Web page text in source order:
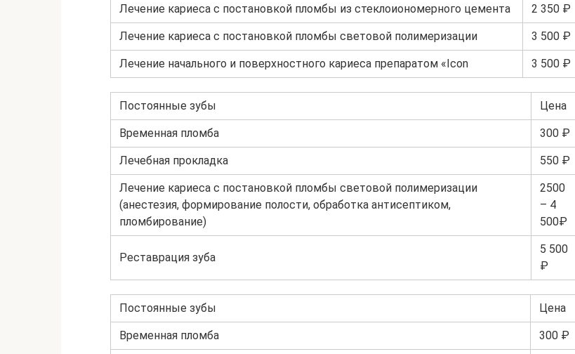
Лечение кариеса с постановкой пломбы из стеклоиономерного цемента 2 350 ₽
Лечение кариеса с постановкой пломбы световой полимеризации 3 500 ₽
Лечение начального и поверхностного кариеса препаратом «Icon 3 500 ₽
Постоянные зубы Цена
Временная пломба 300 ₽
Лечебная прокладка 550 ₽
Лечение кариеса с постановкой пломбы световой полимеризации
(анестезия, формирование полости, обработка антисептиком,
пломбирование)
2500
– 4
500₽
Реставрация зуба
5 500
₽
Постоянные зубы Цена
Временная пломба 300 ₽